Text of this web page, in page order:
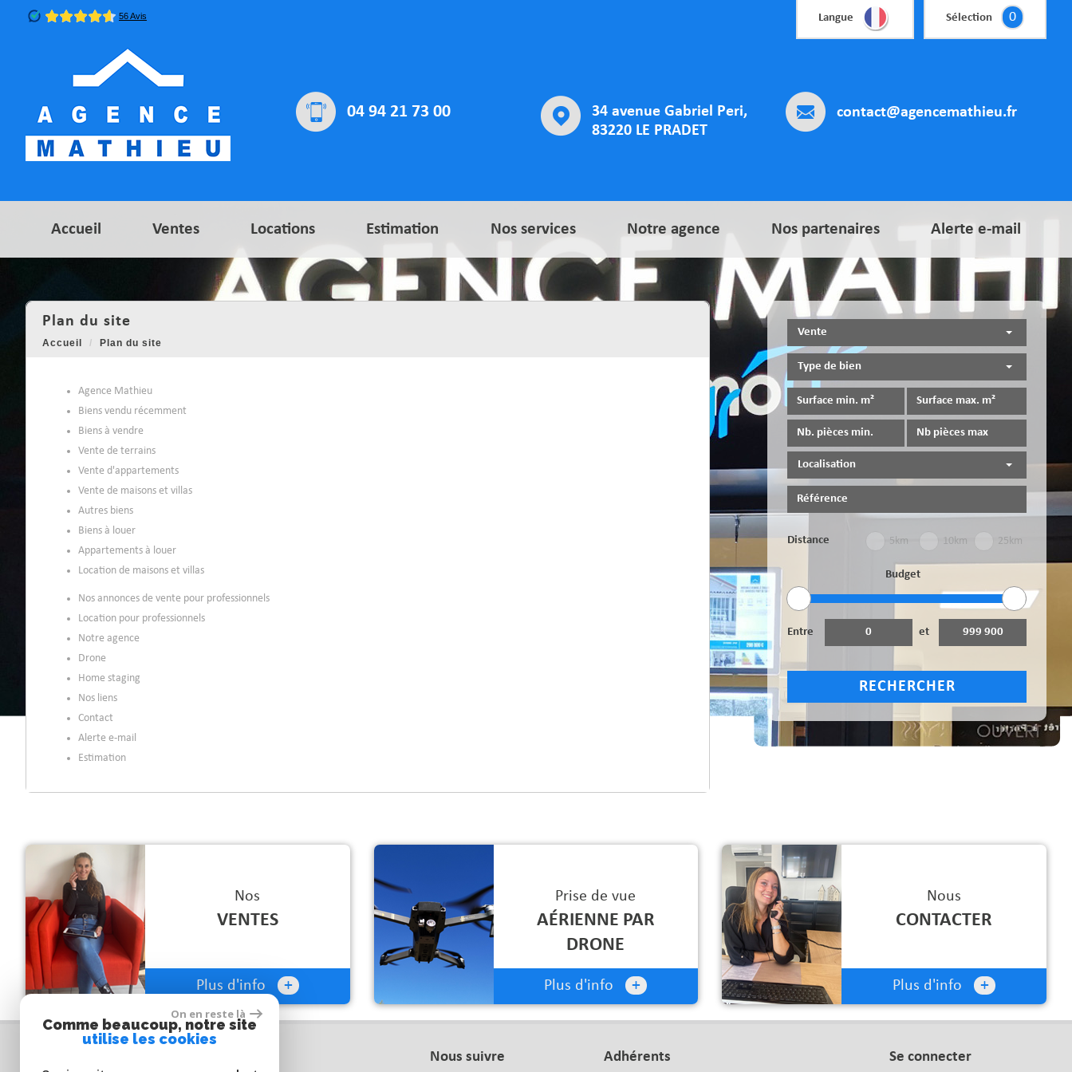
Langue Sélection 0
04 94 21 73 00
34 avenue Gabriel Peri,
83220 LE PRADET
contact@agencemathieu.fr
Accueil Ventes Locations Estimation Nos services Notre agence Nos partenaires Alerte e-mail
Vente
Type de bien
Localisation
Distance 5km 10km 25km
Budget
Entre et
RECHERCHER
plan du site
Accueil Plan du site
Agence Mathieu
Biens vendu récemment
Biens à vendre
Vente de terrains
Vente d'appartements
Vente de maisons et villas
Autres biens
Biens à louer
Appartements à louer
Location de maisons et villas
Nos annonces de vente pour professionnels
Location pour professionnels
Notre agence
Drone
Home staging
Nos liens
Contact
Alerte e-mail
Estimation
Nos
VENTES
Plus d'info +
Prise de vue
AÉRIENNE PAR
DRONE
Plus d'info +
Nous
CONTACTER
Plus d'info +
Nous suivre Adhérents Se connecter
On en reste là
Comme beaucoup, notre site
utilise les cookies